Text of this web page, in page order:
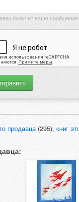
продавца(295), книг